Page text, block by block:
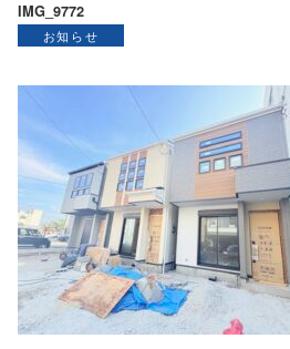
IMG_9772
お知らせ